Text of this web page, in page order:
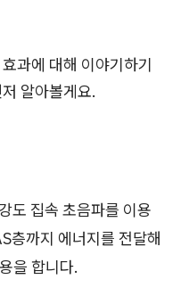
과에 대해 이야기하기
알아볼게요.
도 집속 초음파를 이용
까지 에너지를 전달해
을 합니다.